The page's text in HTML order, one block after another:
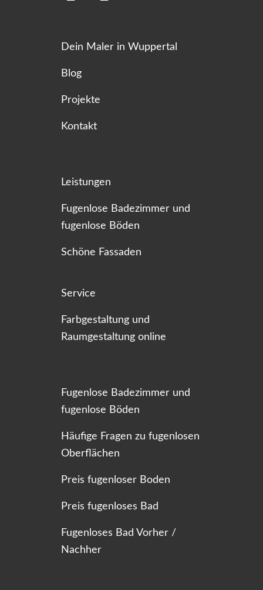
Dein Maler in Wuppertal
Blog
Projekte
Kontakt
Leistungen
Fugenlose Badezimmer und
fugenlose Böden
Schöne Fassaden
Service
Farbgestaltung und
Raumgestaltung online
Fugenlose Badezimmer und
fugenlose Böden
Häufige Fragen zu fugenlosen
Oberflächen
Preis fugenloser Boden
Preis fugenloses Bad
Fugenloses Bad Vorher /
Nachher